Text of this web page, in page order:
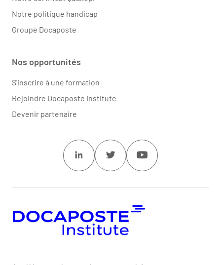
Notre politique handicap
Groupe Docaposte
Nos opportunités
S'inscrire à une formation
Rejoindre Docaposte Institute
Devenir partenaire
Linkedin Twitter Youtube